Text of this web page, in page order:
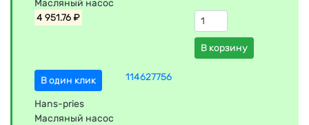
Масляный насос
4 951.76 ₽
В корзину
В один клик 114627756
Hans-pries
Масляный насос